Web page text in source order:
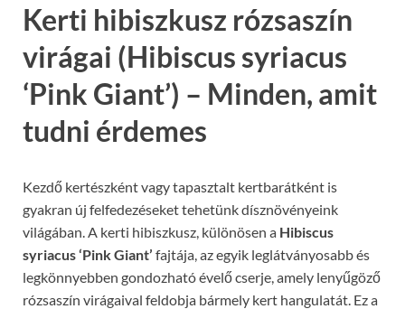
Kerti hibiszkusz rózsaszín
virágai (Hibiscus syriacus
‘Pink Giant’) – Minden, amit
tudni érdemes
Kezdő kertészként vagy tapasztalt kertbarátként is
gyakran új felfedezéseket tehetünk dísznövényeink
világában. A kerti hibiszkusz, különösen a Hibiscus
syriacus ‘Pink Giant’ fajtája, az egyik leglátványosabb és
legkönnyebben gondozható évelő cserje, amely lenyűgöző
rózsaszín virágaival feldobja bármely kert hangulatát. Ez a